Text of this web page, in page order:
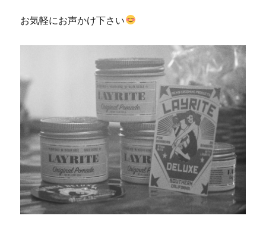
お気軽にお声かけ下さい